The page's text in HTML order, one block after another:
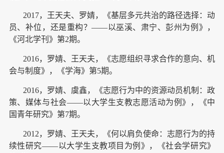
2017，王天夫、罗婧，《基层多元共治的路径选择：动
员、补位，还是重构？——以巫溪、肃宁、彭州为例》，
《河北学刊》第2期。
2016，罗婧、王天夫，《志愿组织寻求合作的意向、机
会与制度》，《学海》第5期。
2016，罗婧、虞鑫，《志愿行为中的资源动员机制：政
策、媒体与社会——以大学生支教志愿活动为例》，《中
国青年研究》第7期。
2012，罗婧、王天夫，《何以肩负使命：志愿行为的持
续性研究——以大学生支教项目为例》，《社会学研究》